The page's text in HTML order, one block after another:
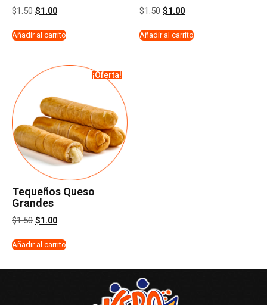
$1.50 $1.00
Añadir al carrito
$1.50 $1.00
Añadir al carrito
¡Oferta!
Tequeños Queso
Grandes
$1.50 $1.00
Añadir al carrito